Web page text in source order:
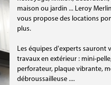
maison ou jardin ... Leroy
vous propose des locations
plus.
Les équipes d'experts sauront
travaux en extérieur : mini-
perforateur, plaque vibrante,
débroussailleuse ....